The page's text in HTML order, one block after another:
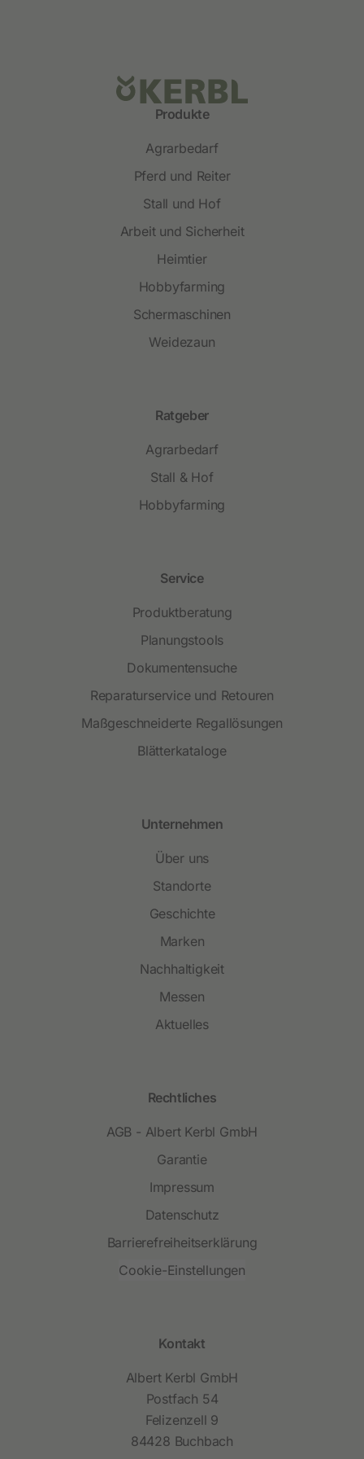
Produkte
Agrarbedarf
Pferd und Reiter
Stall und Hof
Arbeit und Sicherheit
Heimtier
Hobbyfarming
Schermaschinen
Weidezaun
Ratgeber
Agrarbedarf
Stall & Hof
Hobbyfarming
Service
Produktberatung
Planungstools
Dokumentensuche
Reparaturservice und Retouren
Maßgeschneiderte Regallösungen
Blätterkataloge
Unternehmen
Über uns
Standorte
Geschichte
Marken
Nachhaltigkeit
Messen
Aktuelles
Rechtliches
AGB - Albert Kerbl GmbH
Garantie
Impressum
Datenschutz
Barrierefreiheitserklärung
Cookie-Einstellungen
Kontakt
Albert Kerbl GmbH
Postfach 54
Felizenzell 9
84428 Buchbach